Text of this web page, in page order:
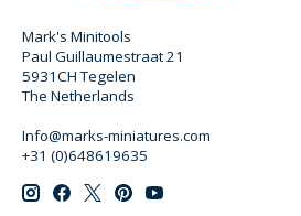
Mark's Minitools
Paul Guillaumestraat 21
5931CH Tegelen
The Netherlands
Info@marks-miniatures.com
+31 (0)648619635